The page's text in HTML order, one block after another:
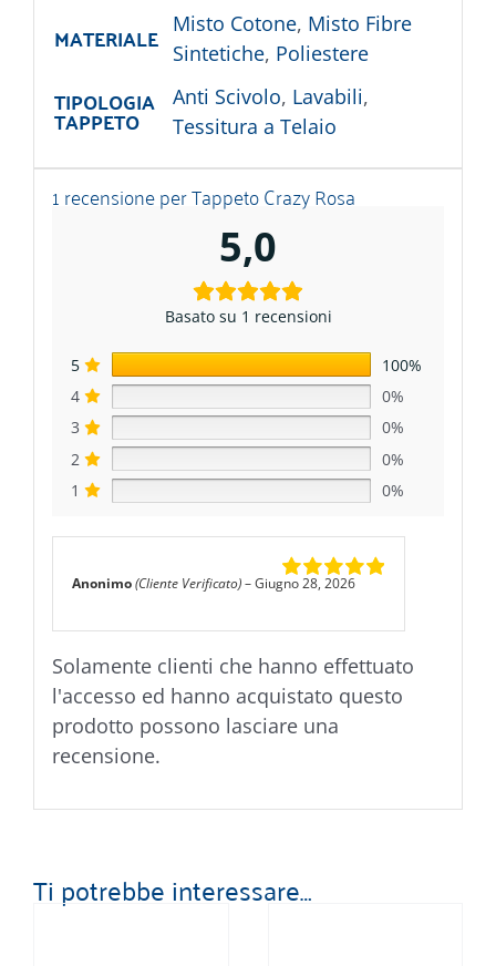
MATERIALE Misto Cotone, Misto Fibre
Sintetiche, Poliestere
TIPOLOGIA
TAPPETO
Anti Scivolo, Lavabili,
Tessitura a Telaio
1 recensione perTappeto Crazy Rosa
5,0
Basato su 1 recensioni
5
100%
4
0%
3
0%
2
0%
1
0%
Valutato
Anonimo(Cliente Verificato)–Giugno 28, 2026
Solamente clienti che hanno effettuato
l'accesso ed hanno acquistato questo
prodotto possono lasciare una
recensione.
Ti potrebbe interessare…